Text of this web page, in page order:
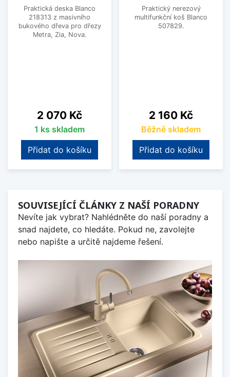
Praktická deska Blanco
218313 z masivního
bukového dřeva pro dřezy
Metra, Zia, Nova.
Cena
2 070 Kč
1 ks skladem
Přidat do košíku
Praktický nerezový
multifunkční koš Blanco
507829.
Cena
2 160 Kč
Běžně skladem
Přidat do košíku
SOUVISEJÍCÍ ČLÁNKY Z NAŠÍ PORADNY
Nevíte jak vybrat? Nahlédněte do naší poradny a
snad najdete, co hledáte. Pokud ne, zavolejte
nebo napište a určitě najdeme řešení.